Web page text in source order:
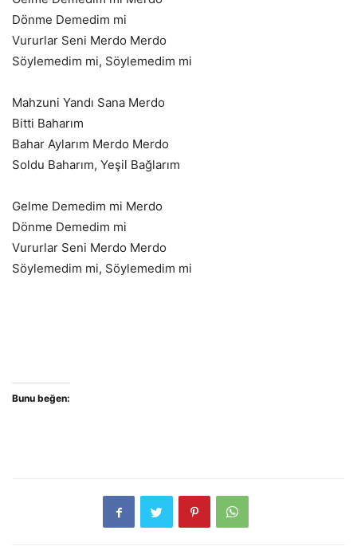
Dönme Demedim mi
Vururlar Seni Merdo Merdo
Söylemedim mi, Söylemedim mi
Mahzuni Yandı Sana Merdo
Bitti Baharım
Bahar Aylarım Merdo Merdo
Soldu Baharım, Yeşil Bağlarım
Gelme Demedim mi Merdo
Dönme Demedim mi
Vururlar Seni Merdo Merdo
Söylemedim mi, Söylemedim mi
Bunu beğen: